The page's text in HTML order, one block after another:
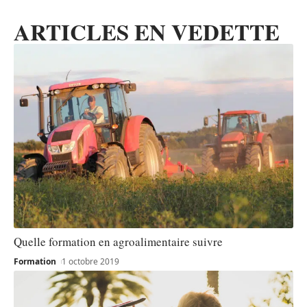
ARTICLES EN VEDETTE
Quelle formation en agroalimentaire suivre
Formation 1 octobre 2019